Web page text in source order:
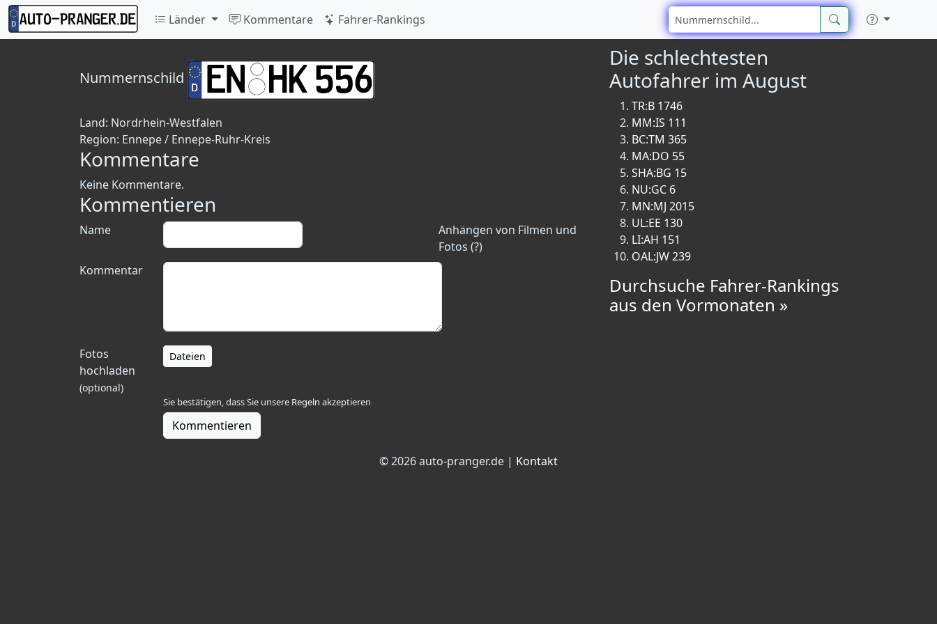
Länder Kommentare Fahrer-Rankings
Nummernschild
Land: Nordrhein-Westfalen
Region: Ennepe / Ennepe-Ruhr-Kreis
Kommentare
Keine Kommentare.
Kommentieren
Anhängen von Filmen und
Fotos (?)
Name
Kommentar
Fotos
hochladen
(optional)
Dateien
Sie bestätigen, dass Sie unsere Regeln akzeptieren
Kommentieren
Die schlechtesten
Autofahrer im August
TR:B 1746
MM:IS 111
BC:TM 365
MA:DO 55
SHA:BG 15
NU:GC 6
MN:MJ 2015
UL:EE 130
LI:AH 151
OAL:JW 239
Durchsuche Fahrer-Rankings
aus den Vormonaten »
© 2026 auto-pranger.de | Kontakt